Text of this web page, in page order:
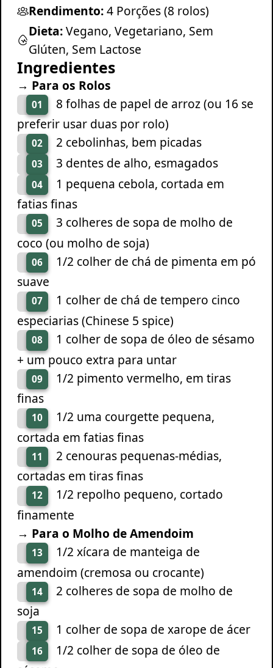
Rendimento:4 Porções (8 rolos)
Dieta:Vegano, Vegetariano, Sem
Glúten, Sem Lactose
Ingredientes
→ Para os Rolos
01
8 folhas de papel de arroz (ou 16 se
preferir usar duas por rolo)
02 2 cebolinhas, bem picadas
03 3 dentes de alho, esmagados
04
1 pequena cebola, cortada em
fatias finas
05
3 colheres de sopa de molho de
coco (ou molho de soja)
06
1/2 colher de chá de pimenta em pó
suave
07
1 colher de chá de tempero cinco
especiarias (Chinese 5 spice)
08
1 colher de sopa de óleo de sésamo
+ um pouco extra para untar
09
1/2 pimento vermelho, em tiras
finas
10
1/2 uma courgette pequena,
cortada em fatias finas
11
2 cenouras pequenas-médias,
cortadas em tiras finas
12
1/2 repolho pequeno, cortado
finamente
→ Para o Molho de Amendoim
13
1/2 xícara de manteiga de
amendoim (cremosa ou crocante)
14
2 colheres de sopa de molho de
soja
15 1 colher de sopa de xarope de ácer
16
1/2 colher de sopa de óleo de